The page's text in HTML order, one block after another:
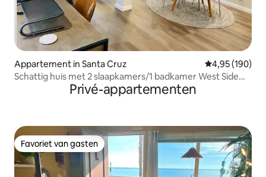
Appartement in Santa Cruz Gemiddelde
4,95 (190)
Schattig huis met 2 slaapkamers/1 badkamer West Side
Privé-appartementen
Favoriet van gasten
Favoriet van gasten